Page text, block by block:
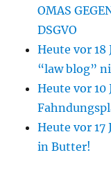
OMAS
DSGVO
Heute vor
“law blog”
Heute vor
Heute vor
in Butter!